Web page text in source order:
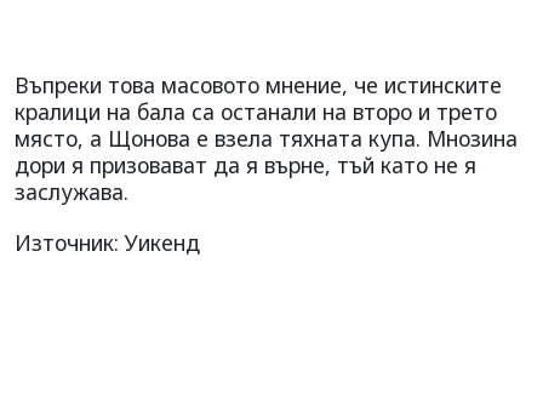
Въпреки това масовото мнение, че истинските
кралици на бала са останали на второ и трето
място, а Щонова е взела тяхната купа. Мнозина
дори я призовават да я върне, тъй като не я
заслужава.
Източник: Уикенд